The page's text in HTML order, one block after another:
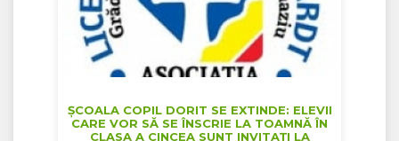
ȘCOALA COPIL DORIT SE EXTINDE: ELEVII
CARE VOR SĂ SE ÎNSCRIE LA TOAMNĂ ÎN
CLASA A CINCEA SUNT INVITAȚI LA